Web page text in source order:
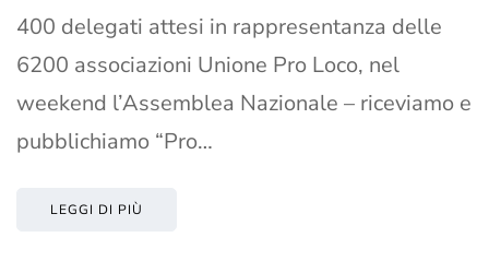
400 delegati attesi in rappresentanza delle
6200 associazioni Unione Pro Loco, nel
weekend l’Assemblea Nazionale – riceviamo e
pubblichiamo “Pro…
LEGGI DI PIÙ